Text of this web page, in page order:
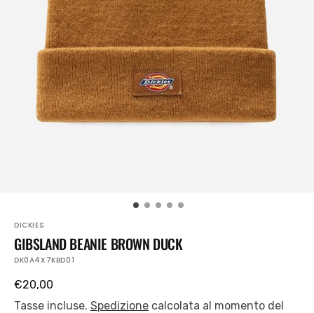
DICKIES
GIBSLAND BEANIE BROWN DUCK
SKU:
DK0A4X7KBD01
Prezzo
regolare
€20,00
Tasse incluse. Spedizione calcolata al momento del
Apri
i
media
in
primo
piano
nella
visualizzazione
Galleria